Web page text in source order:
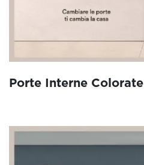
Porte Interne Colorate